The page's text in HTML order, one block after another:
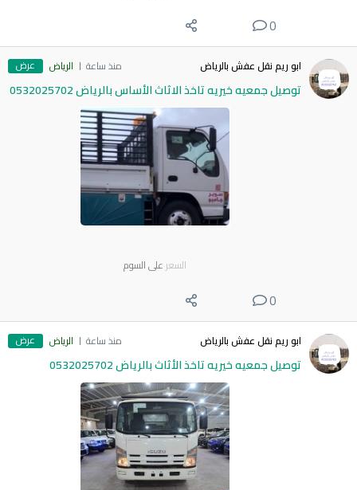
0
ابو ريم نقل عفش بالرياض منذ ساعة الرياض عرض
توصيل جمعيه خيريه تاخذ الاثاث الأساس بالرياض 0532025702
السعر على السوم
0
ابو ريم نقل عفش بالرياض منذ ساعة الرياض عرض
توصيل جمعيه خيريه تاخذ الأثاث بالرياض 0532025702